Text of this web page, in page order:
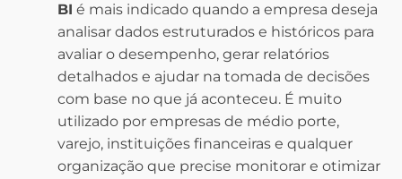
BI é mais indicado quando a empresa deseja
analisar dados estruturados e históricos para
avaliar o desempenho, gerar relatórios
detalhados e ajudar na tomada de decisões
com base no que já aconteceu. É muito
utilizado por empresas de médio porte,
varejo, instituições financeiras e qualquer
organização que precise monitorar e otimizar